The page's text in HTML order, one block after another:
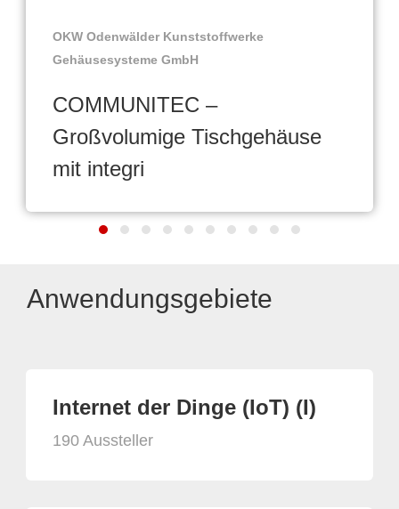
OKW Odenwälder Kunststoffwerke
Gehäusesysteme GmbH
COMMUNITEC –
Großvolumige Tischgehäuse
mit integri
Anwendungsgebiete
Internet der Dinge (IoT) (I)
190 Aussteller